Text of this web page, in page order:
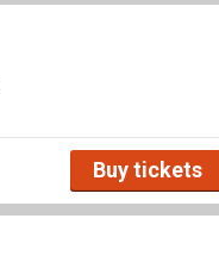
Buy tickets